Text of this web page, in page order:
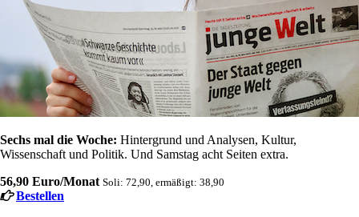
Sechs mal die Woche: Hintergrund und Analysen, Kultur,
Wissenschaft und Politik. Und Samstag acht Seiten extra.
56,90 Euro/Monat Soli: 72,90, ermäßigt: 38,90
Bestellen